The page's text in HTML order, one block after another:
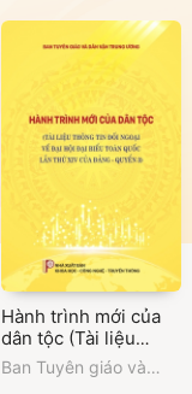
Hành trình mới của
dân tộc (Tài liệu
thông tin đối ngoại
về Đại hội đại biểu
Ban Tuyên giáo và